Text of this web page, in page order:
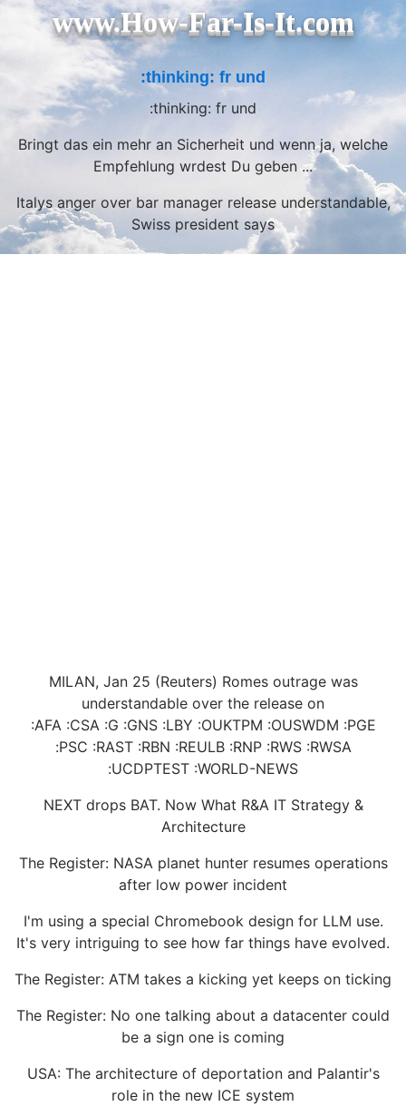
www.How-Far-Is-It.com
:thinking: fr und
:thinking: fr und
Bringt das ein mehr an Sicherheit und wenn ja, welche
Empfehlung wrdest Du geben ...
Italys anger over bar manager release understandable,
Swiss president says
MILAN, Jan 25 (Reuters) Romes outrage was
understandable over the release on
:AFA :CSA :G :GNS :LBY :OUKTPM :OUSWDM :PGE
:PSC :RAST :RBN :REULB :RNP :RWS :RWSA
:UCDPTEST :WORLD-NEWS
NEXT drops BAT. Now What R&A IT Strategy &
Architecture
The Register: NASA planet hunter resumes operations
after low power incident
I'm using a special Chromebook design for LLM use.
It's very intriguing to see how far things have evolved.
The Register: ATM takes a kicking yet keeps on ticking
The Register: No one talking about a datacenter could
be a sign one is coming
USA: The architecture of deportation and Palantir's
role in the new ICE system